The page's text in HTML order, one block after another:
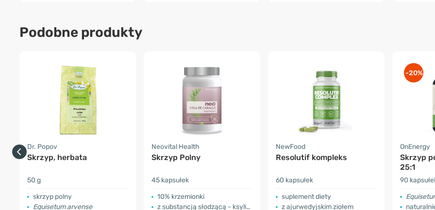
Podobne produkty
Dr. Popov
Skrzyp, herbata
50 g
skrzyp polny
Equisetum arvense
Neovital Health
Skrzyp Polny
45 kapsułek
10% krzemionki
z substancją słodzącą - ksylitolem
NewFood
Resolutif kompleks
60 kapsułek
suplement diety
z ajurwedyjskim ziołem
-20%
OnEnergy
Skrzyp
25:1
90